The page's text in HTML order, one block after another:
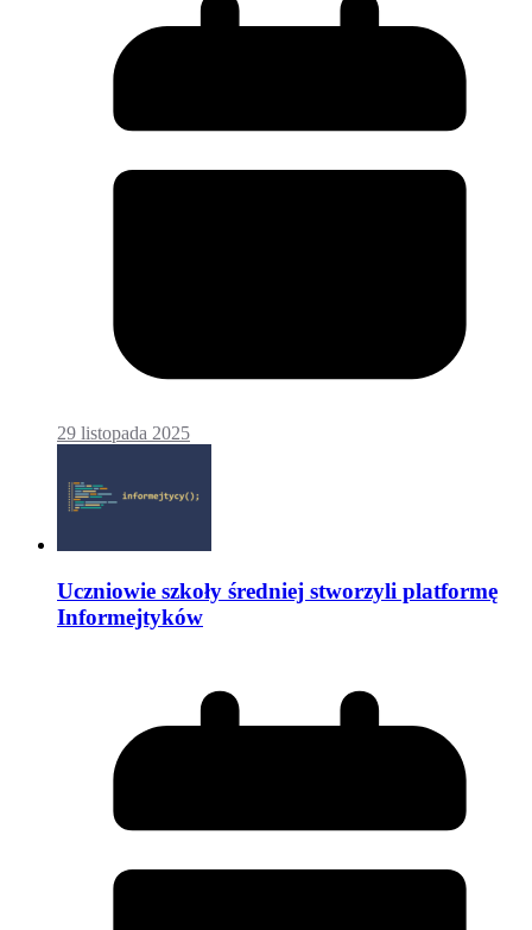
29 listopada 2025
Uczniowie szkoły średniej stworzyli platformę
Informejtyków